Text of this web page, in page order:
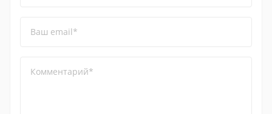
Ваш email*
Комментарий*